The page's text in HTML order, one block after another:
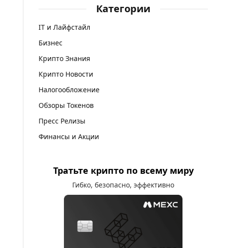
Категории
IT и Лайфстайл
Бизнес
Крипто Знания
Крипто Новости
Налогообложение
Обзоры Токенов
Пресс Релизы
Финансы и Акции
Тратьте крипто по всему миру
Гибко, безопасно, эффективно